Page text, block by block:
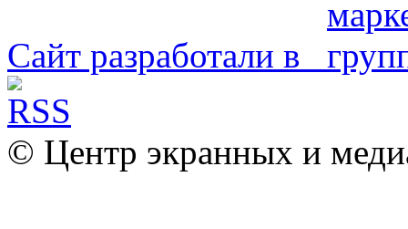
Сайт разработали в
© Центр экранных и